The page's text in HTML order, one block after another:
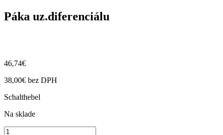
Páka uz.diferenciálu
46,74€
38,00€ bez DPH
Schalthebel
Na sklade
množstvo